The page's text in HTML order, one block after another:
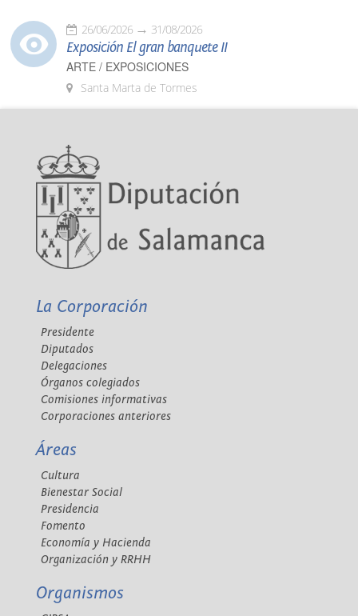
26/06/2026 31/08/2026
Exposición El gran banquete II
ARTE / EXPOSICIONES
Santa Marta de Tormes
La Corporación
Presidente
Diputados
Delegaciones
Órganos colegiados
Comisiones informativas
Corporaciones anteriores
Áreas
Cultura
Bienestar Social
Presidencia
Fomento
Economía y Hacienda
Organización y RRHH
Organismos